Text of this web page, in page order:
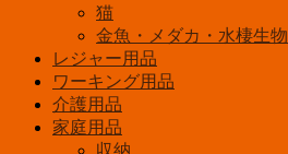
ー
ク
リ
ッ
猫
金魚・メダカ・水棲生物
レジャー用品
ワーキング用品
介護用品
家庭用品
収納